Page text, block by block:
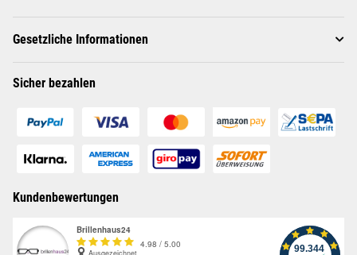
Gesetzliche Informationen
Sicher bezahlen
Kundenbewertungen